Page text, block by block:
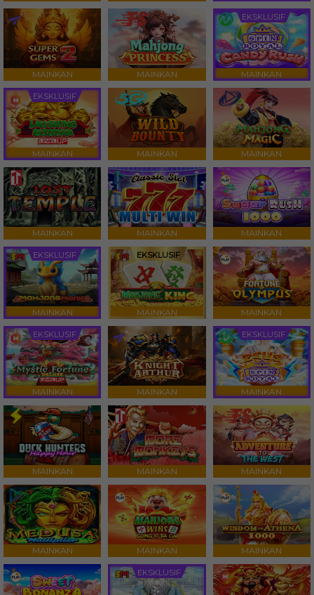
MAINKAN MAINKAN
EKSKLUSIF
MAINKAN
EKSKLUSIF
MAINKAN MAINKAN MAINKAN
MAINKAN MAINKAN MAINKAN
EKSKLUSIF
MAINKAN
EKSKLUSIF
MAINKAN MAINKAN
EKSKLUSIF
MAINKAN MAINKAN
EKSKLUSIF
MAINKAN
MAINKAN MAINKAN MAINKAN
MAINKAN MAINKAN MAINKAN
EKSKLUSIF